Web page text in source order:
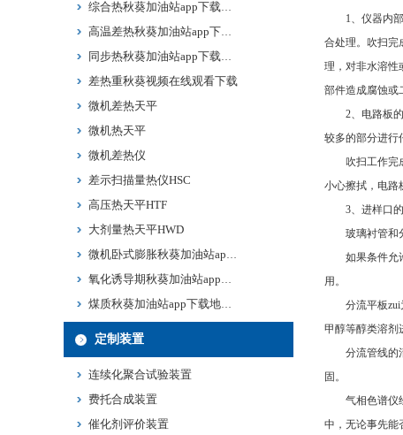
综合热秋葵加油站app下载地址
高温差热秋葵加油站app下载地址
同步热秋葵加油站app下载地址
差热重秋葵视频在线观看下载
微机差热天平
微机热天平
微机差热仪
差示扫描量热仪HSC
高压热天平HTF
大剂量热天平HWD
微机卧式膨胀秋葵加油站app下载地址HPY
氧化诱导期秋葵加油站app下载地址HYD
煤质秋葵加油站app下载地址HJMF
定制装置
连续化聚合试验装置
费托合成装置
催化剂评价装置
1、仪器内部
合处理。吹扫
理，对非水溶
部件造成腐蚀或二
2、电路板的
较多的部分进行
吹扫工作完成
小心擦拭，电
3、进样口的
玻璃衬管和分流
如果条件允许
用。
分流平板zui为理
甲醇等醇类溶剂进
分流管线的清洗
固。
气相色谱仪经过
中，无论事